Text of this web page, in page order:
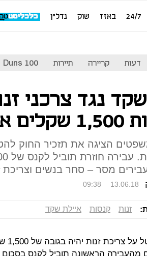
24/7 באזז שוק נדל"ן
דעות קריירה תיירות Duns 100
נגד צרכני
טיפול
הציגה את תזכיר החוק
מסר – סחר בנשים
09:38 13.06.18
זנות קנסות איילת שקד